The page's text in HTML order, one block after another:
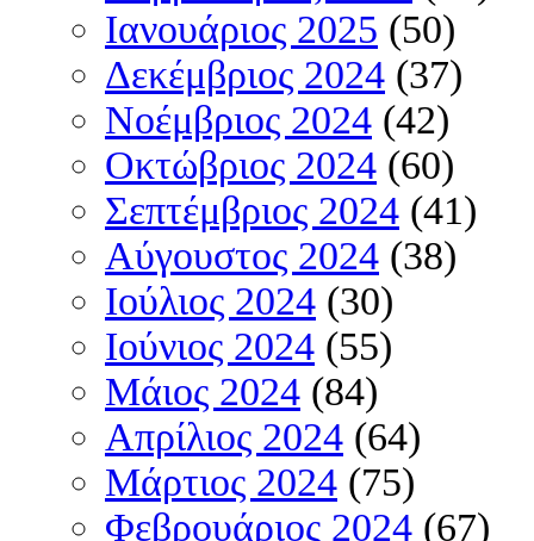
Ιανουάριος 2025 (50)
Δεκέμβριος 2024 (37)
Νοέμβριος 2024 (42)
Οκτώβριος 2024 (60)
Σεπτέμβριος 2024 (41)
Αύγουστος 2024 (38)
Ιούλιος 2024 (30)
Ιούνιος 2024 (55)
Μάιος 2024 (84)
Απρίλιος 2024 (64)
Μάρτιος 2024 (75)
Φεβρουάριος 2024 (67)